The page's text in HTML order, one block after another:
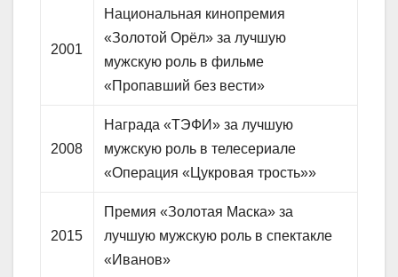
2001
Национальная кинопремия
«Золотой Орёл» за лучшую
мужскую роль в фильме
«Пропавший без вести»
2008
Награда «ТЭФИ» за лучшую
мужскую роль в телесериале
«Операция «Цукровая трость»»
2015
Премия «Золотая Маска» за
лучшую мужскую роль в спектакле
«Иванов»